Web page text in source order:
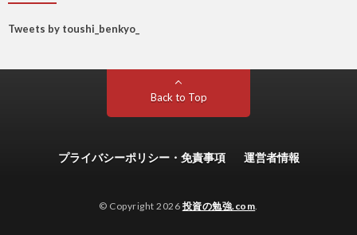
Tweets by toushi_benkyo_
Back to Top
プライバシーポリシー・免責事項 運営者情報
© Copyright 2026 投資の勉強.com